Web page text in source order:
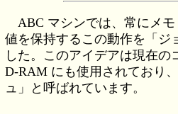
ABC マシンでは、常にメ
値を保持するこの動作を「ジ
した。このアイデアは現在の
D-RAM にも使用されており
ュ」と呼ばれています。